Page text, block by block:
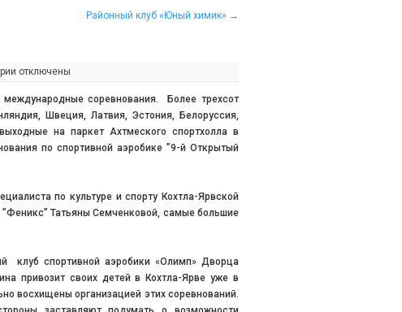
Районный клуб «Юный химик» →
отключены
соревнования. Более трехсот
Швеция, Латвия, Эстония, Белоруссия,
на паркет Ахтмеского спортхолла в
по спортивной аэробике ”9-й Открытый
по культуре и спорту Кохтла-Ярвской
”Феникс” Татьяны Семченковой, самые большие
клуб спортивной аэробики «Олимп» Дворца
привозит своих детей в Кохтла-Ярве уже в
восхищены организацией этих соревнований.